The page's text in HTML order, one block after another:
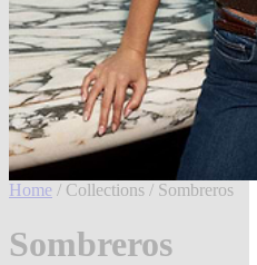
Home / Collections / Sombreros
Sombreros